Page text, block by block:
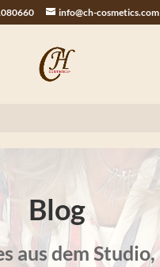
info@ch-cosmetics.com
Blog
aus dem Studio,